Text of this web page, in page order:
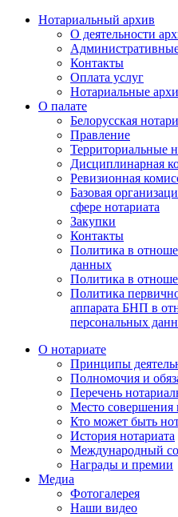
Нотариальный архив
О деятельности
Контакты
Оплата услуг
Нотариальные
О палате
Белорусская
Правление
Территориальные
Дисциплинарная
Ревизионная
Базовая
сфере нотариата
Закупки
Контакты
Политика в
данных
Политика в
Политика
аппарата БНП в
персональных
О нотариате
Принципы
Полномочия и
Перечень
Место совершения
Кто может быть
История нотариата
Международный
Награды и премии
Медиа
Фотогалерея
Наши видео